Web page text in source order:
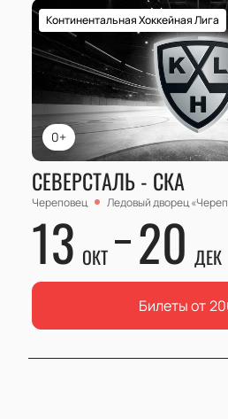
0+
Континентальная Хоккейная Лига
СЕВЕРСТАЛЬ - СКА
Череповец Ледовый дворец
13 ОКТ 20 ДЕК
Билеты от